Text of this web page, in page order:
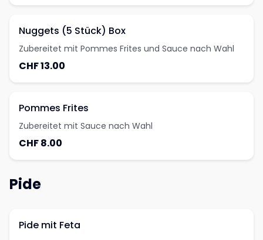
Nuggets (5 Stück) Box
Zubereitet mit Pommes Frites und Sauce nach Wahl
CHF 13.00
Pommes Frites
Zubereitet mit Sauce nach Wahl
CHF 8.00
Pide
Pide mit Feta